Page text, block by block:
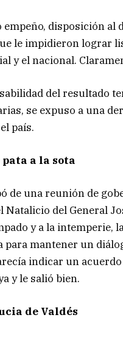
empeño, disposición
le impidieron lograr
y el nacional.
del resultado
se expuso a una
país.
pata a la sota
de una reunión de
Natalicio del General
y a la
para mantener un
indicar un
y le salió bien.
de Valdés